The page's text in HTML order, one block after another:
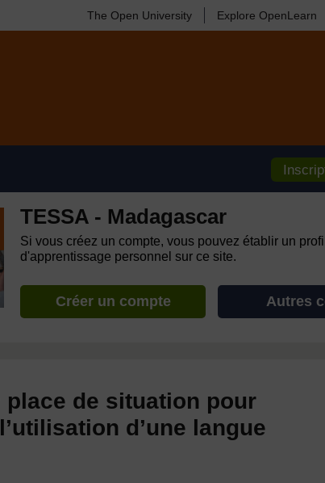
The Open University Explore OpenLearn
TESSA - Madagascar
Si vous créez un compte, vous pouvez établir un profil
d'apprentissage personnel sur ce site.
Créer un compte Autres
place de situation pour
d’une langue